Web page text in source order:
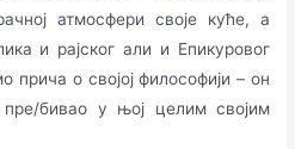
атмосфери своје куће, а
и рајског али и Епикуровог
прича о својој философији – он
бивао у њој целим својим